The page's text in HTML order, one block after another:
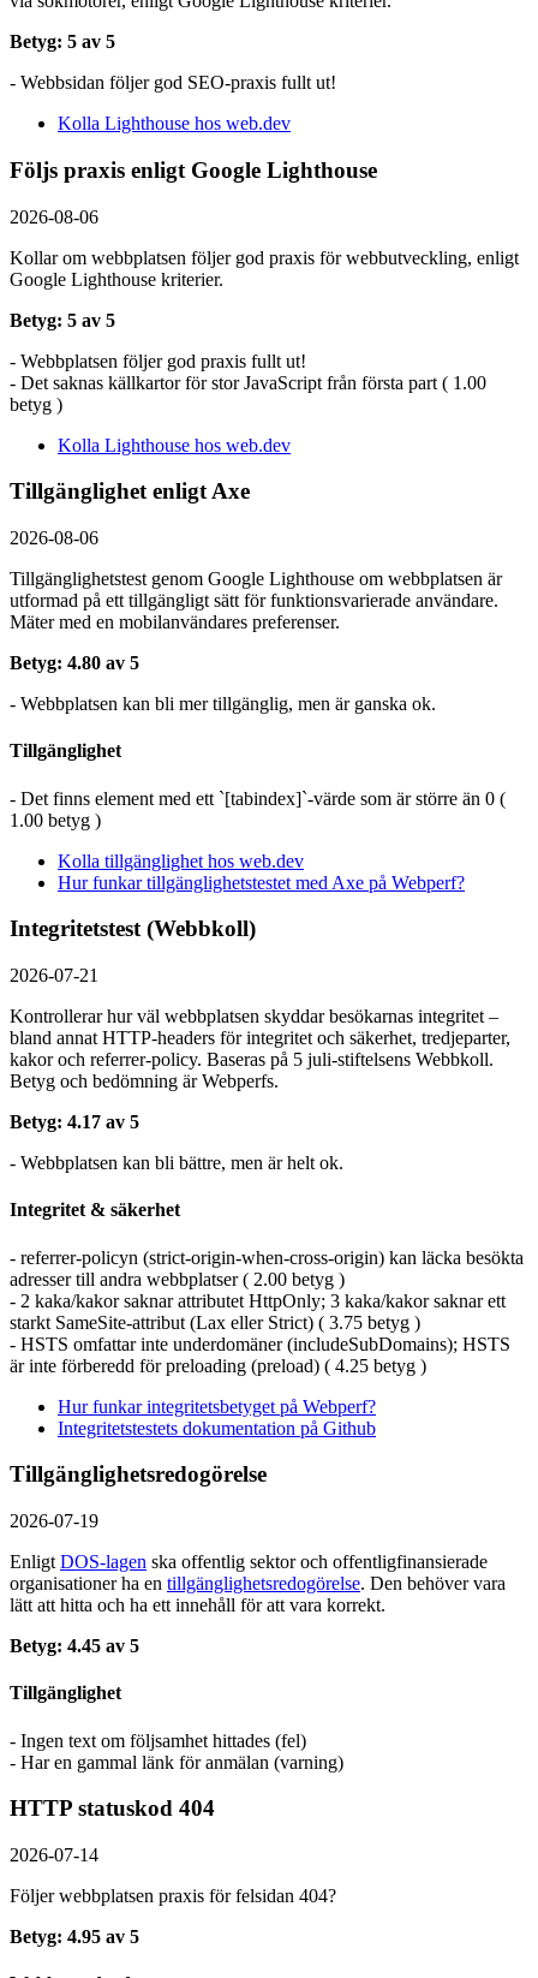
Betyg: 5 av 5
- Webbsidan följer god SEO-praxis fullt ut!
Kolla Lighthouse hos web.dev
Följs praxis enligt Google Lighthouse
2026-08-06
Kollar om webbplatsen följer god praxis för webbutveckling, enligt
Google Lighthouse kriterier.
Betyg: 5 av 5
- Webbplatsen följer god praxis fullt ut!
- Det saknas källkartor för stor JavaScript från första part ( 1.00
betyg )
Kolla Lighthouse hos web.dev
Tillgänglighet enligt Axe
2026-08-06
Tillgänglighetstest genom Google Lighthouse om webbplatsen är
utformad på ett tillgängligt sätt för funktionsvarierade användare.
Mäter med en mobil­användares preferenser.
Betyg: 4.80 av 5
- Webbplatsen kan bli mer tillgänglig, men är ganska ok.
Tillgänglighet
- Det finns element med ett `[tabindex]`-värde som är större än 0 (
1.00 betyg )
Kolla tillgänglighet hos web.dev
Hur funkar tillgänglighetstestet med Axe på Webperf?
Integritetstest (Webbkoll)
2026-07-21
Kontrollerar hur väl webbplatsen skyddar besökarnas integritet –
bland annat HTTP-headers för integritet och säkerhet, tredjeparter,
kakor och referrer-policy. Baseras på 5 juli-stiftelsens Webbkoll.
Betyg och bedömning är Webperfs.
Betyg: 4.17 av 5
- Webbplatsen kan bli bättre, men är helt ok.
Integritet & säkerhet
- referrer-policyn (strict-origin-when-cross-origin) kan läcka besökta
adresser till andra webbplatser ( 2.00 betyg )
- 2 kaka/kakor saknar attributet HttpOnly; 3 kaka/kakor saknar ett
starkt SameSite-attribut (Lax eller Strict) ( 3.75 betyg )
- HSTS omfattar inte underdomäner (includeSubDomains); HSTS
är inte förberedd för preloading (preload) ( 4.25 betyg )
Hur funkar integritetsbetyget på Webperf?
Integritetstestets dokumentation på Github
Tillgänglighetsredogörelse
2026-07-19
Enligt DOS-lagen ska offentlig sektor och offentlig­finansierade
organisationer ha en tillgänglighets­redogörelse. Den behöver vara
lätt att hitta och ha ett innehåll för att vara korrekt.
Betyg: 4.45 av 5
Tillgänglighet
- Ingen text om följsamhet hittades (fel)
- Har en gammal länk för anmälan (varning)
HTTP statuskod 404
2026-07-14
Följer webbplatsen praxis för felsidan 404?
Betyg: 4.95 av 5